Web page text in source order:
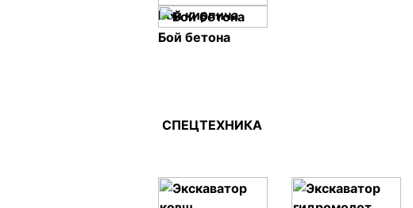
Бой кирпича
Бой бетона
СПЕЦТЕХНИКА